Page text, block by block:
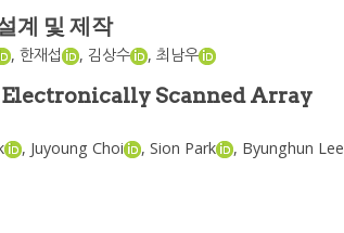
계 및 제작
, 한재섭 , 김상수 , 최남우
Scanned Array
, Juyoung Choi , Sion Park , Byunghun Lee